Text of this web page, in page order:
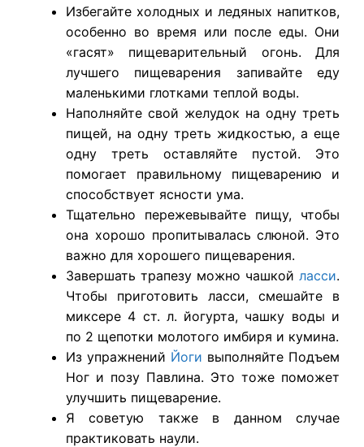
Избегайте холодных и ледяных напитков,
особенно во время или после еды. Они
«гасят» пищеварительный огонь. Для
лучшего пищеварения запивайте еду
маленькими глотками теплой воды.
Наполняйте свой желудок на одну треть
пищей, на одну треть жидкостью, а еще
одну треть оставляйте пустой. Это
помогает правильному пищеварению и
способствует ясности ума.
Тщательно пережевывайте пищу, чтобы
она хорошо пропитывалась слюной. Это
важно для хорошего пищеварения.
Завершать трапезу можно чашкой ласси.
Чтобы приготовить ласси, смешайте в
миксере 4 ст. л. йогурта, чашку воды и
по 2 щепотки молотого имбиря и кумина.
Из упражнений Йоги выполняйте Подъем
Ног и позу Павлина. Это тоже поможет
улучшить пищеварение.
Я советую также в данном случае
практиковать наули.